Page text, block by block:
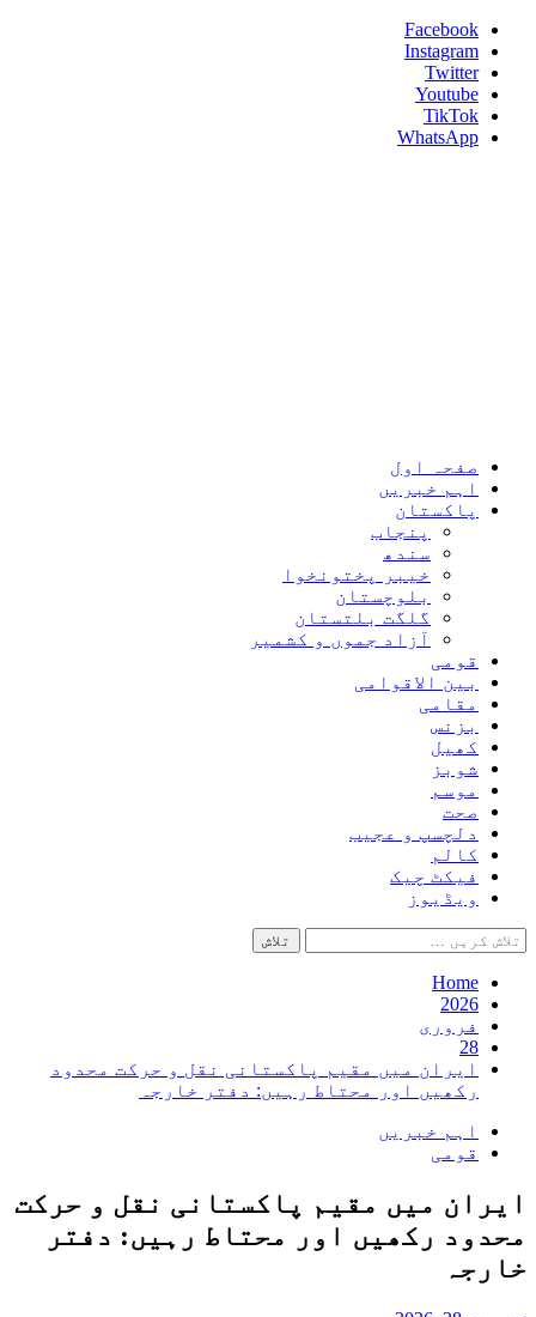
Skip
content
Facebook
Instagram
Twitter
Youtube
TikTok
WhatsApp
صفحہ اول
اہم خبریں
پاکستان
پنجاب
سندھ
خیبر پختونخوا
بلوچستان
گلگت بلتستان
آزاد جموں و کشمیر
قومی
بین الاقوامی
مقامی
بزنس
کھیل
شوبز
موسم
صحت
دلچسپ و عجیب
کالم
فیکٹ چیک
ویڈیوز
تلاش
کریں
برائے:Home
2026
فروری
28
ایران میں مقیم پاکستانی نقل و حرکت محدود
رکھیں اور محتاط رہیں: دفتر خارجہ
اہم خبریں
قومی
ایران میں مقیم پاکستانی نقل و حرکت
محدود رکھیں اور محتاط رہیں: دفتر
خارجہ